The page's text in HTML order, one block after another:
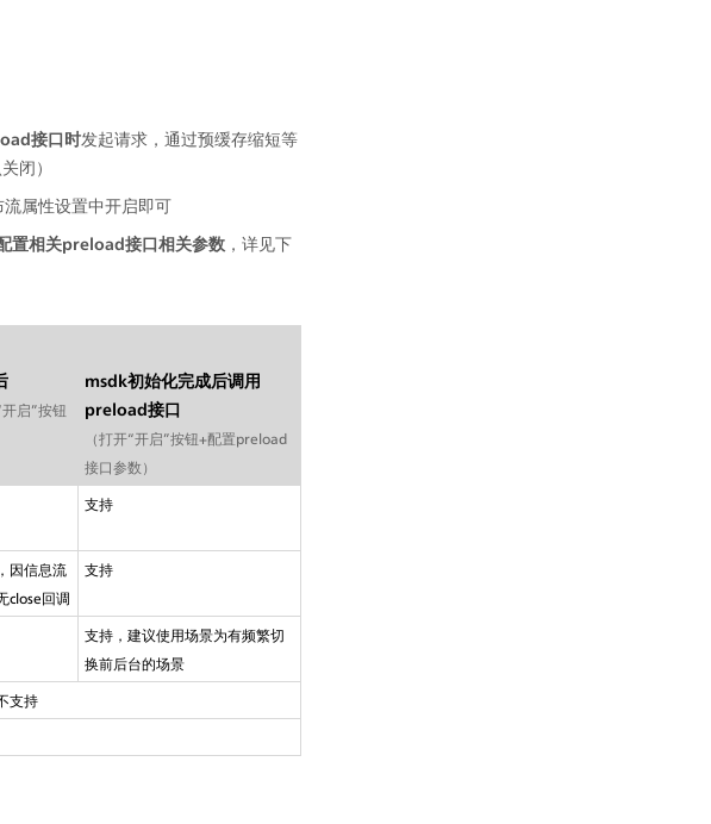
接口时发起请求，通过预缓存缩短等
闭）
属性设置中开启即可
置相关preload接口相关参数，详见下
开启”按钮
msdk初始化完成后调用
preload接口
（打开“开启”按钮+配置preload
接口参数）
支持
因信息流
close回调
支持
支持，建议使用场景为有频繁切
换前后台的场景
支持